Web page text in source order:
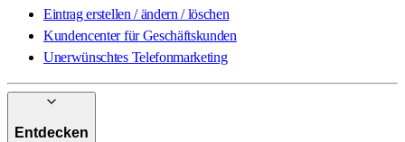
Eintrag erstellen / ändern / löschen
Kundencenter für Geschäftskunden
Unerwünschtes Telefonmarketing
Entdecken